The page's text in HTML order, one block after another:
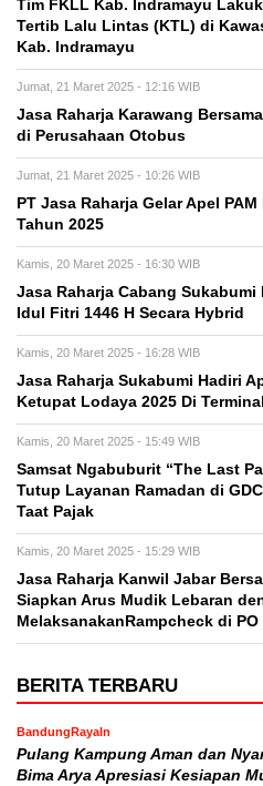
Tim FKLL Kab. Indramayu
Tertib Lalu Lintas (KTL) di
Kab. Indramayu
Jumat, 21 Maret 2025 - 12:16 WIB
Jasa Raharja Karawang
di Perusahaan Otobus
Jumat, 21 Maret 2025 - 10:26 WIB
PT Jasa Raharja Gelar Apel
Tahun 2025
Kamis, 20 Maret 2025 - 16:30 WIB
Jasa Raharja Cabang
Idul Fitri 1446 H Secara Hybrid
Kamis, 20 Maret 2025 - 16:28 WIB
Jasa Raharja Sukabumi Hadiri
Ketupat Lodaya 2025 Di
Kamis, 20 Maret 2025 - 15:49 WIB
Samsat Ngabuburit “The Last
Tutup Layanan Ramadan di
Taat Pajak
Kamis, 20 Maret 2025 - 15:29 WIB
Jasa Raharja Kanwil Jabar
Siapkan Arus Mudik Lebaran
MelaksanakanRampcheck di PO
BERITA TERBARU
BandungRayaIn
Pulang Kampung Aman dan
Bima Arya Apresiasi Kesiapan